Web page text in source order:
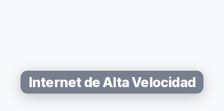
Internet de Alta Velocidad